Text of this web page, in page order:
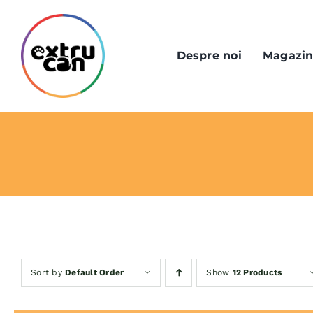
content
Despre noi Magazin
Sort byDefault Order Show 12 Products